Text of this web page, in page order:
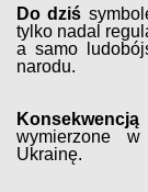
Do dziś
tylko nadal
a samo
narodu.
Konsekwencją
wymierzone w
Ukrainę.